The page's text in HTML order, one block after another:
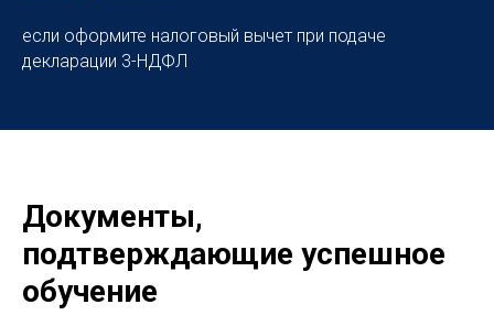
если оформите налоговый вычет при подаче
декларации 3-НДФЛ
Документы,
подтверждающие успешное
обучение